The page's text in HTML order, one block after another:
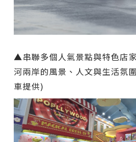
▲串聯多個人氣景點與特色店
河兩岸的風景、人文與生活氛
車提供)